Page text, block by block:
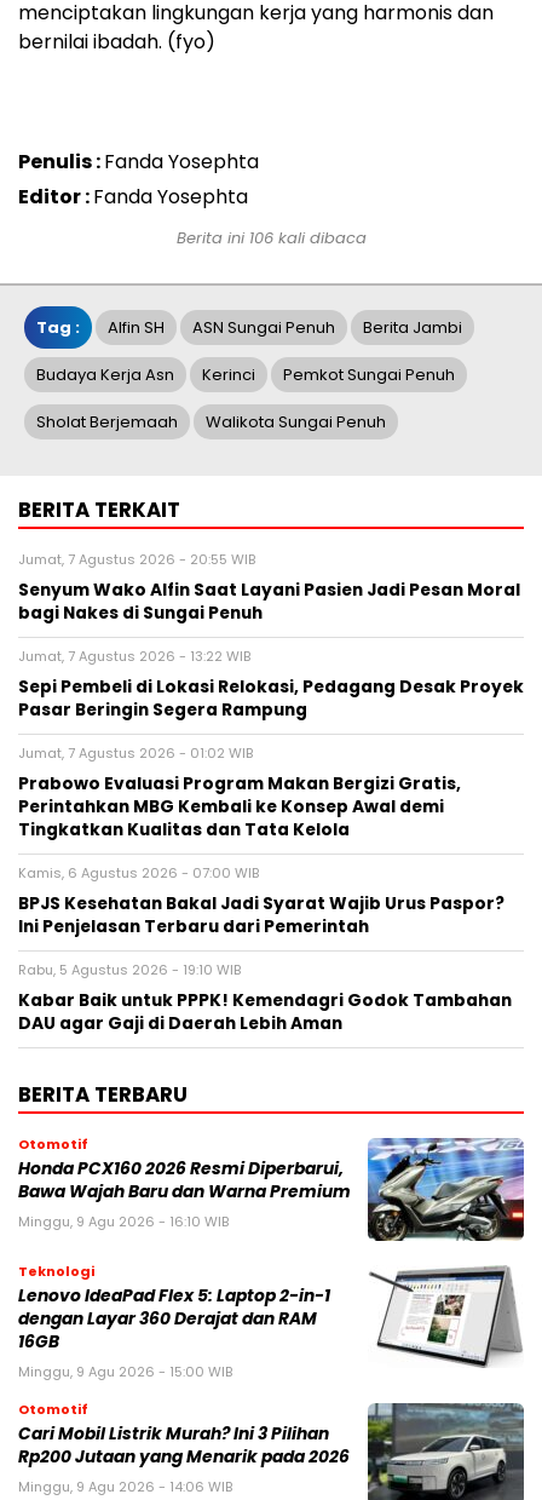
menciptakan lingkungan kerja yang harmonis dan
bernilai ibadah. (fyo)
Penulis :Fanda Yosephta
Editor :Fanda Yosephta
Berita ini 106 kali dibaca
Tag : Alfin SH ASN Sungai Penuh Berita Jambi
Budaya Kerja Asn Kerinci Pemkot Sungai Penuh
Sholat Berjemaah Walikota Sungai Penuh
BERITA TERKAIT
Jumat, 7 Agustus 2026 - 20:55 WIB
Senyum Wako Alfin Saat Layani Pasien Jadi Pesan Moral
bagi Nakes di Sungai Penuh
Jumat, 7 Agustus 2026 - 13:22 WIB
Sepi Pembeli di Lokasi Relokasi, Pedagang Desak Proyek
Pasar Beringin Segera Rampung
Jumat, 7 Agustus 2026 - 01:02 WIB
Prabowo Evaluasi Program Makan Bergizi Gratis,
Perintahkan MBG Kembali ke Konsep Awal demi
Tingkatkan Kualitas dan Tata Kelola
Kamis, 6 Agustus 2026 - 07:00 WIB
BPJS Kesehatan Bakal Jadi Syarat Wajib Urus Paspor?
Ini Penjelasan Terbaru dari Pemerintah
Rabu, 5 Agustus 2026 - 19:10 WIB
Kabar Baik untuk PPPK! Kemendagri Godok Tambahan
DAU agar Gaji di Daerah Lebih Aman
BERITA TERBARU
Otomotif
Honda PCX160 2026 Resmi Diperbarui,
Bawa Wajah Baru dan Warna Premium
Minggu, 9 Agu 2026 - 16:10 WIB
Teknologi
Lenovo IdeaPad Flex 5: Laptop 2-in-1
dengan Layar 360 Derajat dan RAM
16GB
Minggu, 9 Agu 2026 - 15:00 WIB
Otomotif
Cari Mobil Listrik Murah? Ini 3 Pilihan
Rp200 Jutaan yang Menarik pada 2026
Minggu, 9 Agu 2026 - 14:06 WIB